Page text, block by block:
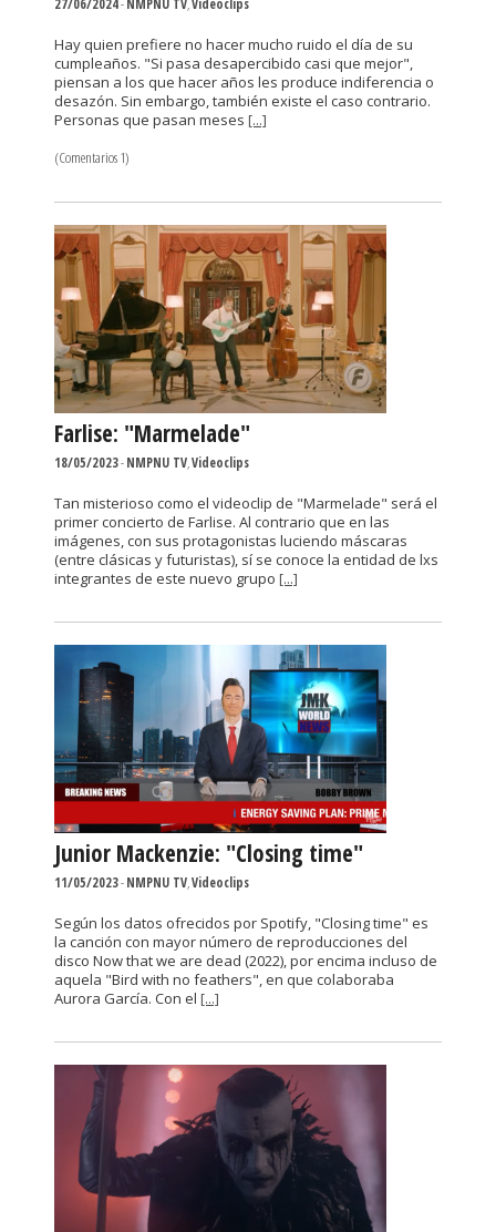
27/06/2024-NMPNU TV,Videoclips
Hay quien prefiere no hacer mucho ruido el día de su
cumpleaños. "Si pasa desapercibido casi que mejor",
piensan a los que hacer años les produce indiferencia o
desazón. Sin embargo, también existe el caso contrario.
Personas que pasan meses [...]
(Comentarios 1)
Farlise: "Marmelade"
18/05/2023-NMPNU TV,Videoclips
Tan misterioso como el videoclip de "Marmelade" será el
primer concierto de Farlise. Al contrario que en las
imágenes, con sus protagonistas luciendo máscaras
(entre clásicas y futuristas), sí se conoce la entidad de lxs
integrantes de este nuevo grupo [...]
Junior Mackenzie: "Closing time"
11/05/2023-NMPNU TV,Videoclips
Según los datos ofrecidos por Spotify, "Closing time" es
la canción con mayor número de reproducciones del
disco Now that we are dead (2022), por encima incluso de
aquela "Bird with no feathers", en que colaboraba
Aurora García. Con el [...]